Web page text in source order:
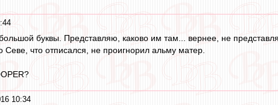
буквы. Представляю, каково им там... вернее, не
Севе, что отписался, не проигнорил альму матер.
10:34